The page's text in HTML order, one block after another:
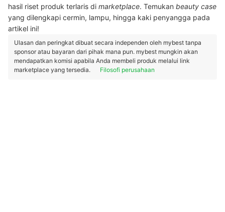
hasil riset produk terlaris di marketplace. Temukan beauty case
yang dilengkapi cermin, lampu, hingga kaki penyangga pada
artikel ini!
Ulasan dan peringkat dibuat secara independen oleh mybest tanpa
sponsor atau bayaran dari pihak mana pun. mybest mungkin akan
mendapatkan komisi apabila Anda membeli produk melalui link
marketplace yang tersedia.
Filosofi perusahaan